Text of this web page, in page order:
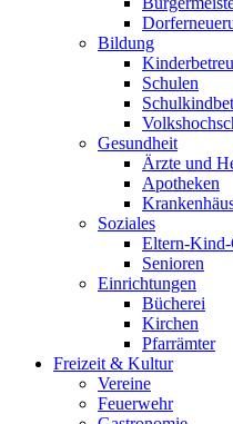
Bildung
Schulen
Gesundheit
Ärzte und
Apotheken
Soziales
Eltern-
Senioren
Einrichtungen
Bücherei
Kirchen
Pfarrämter
Freizeit & Kultur
Vereine
Feuerwehr